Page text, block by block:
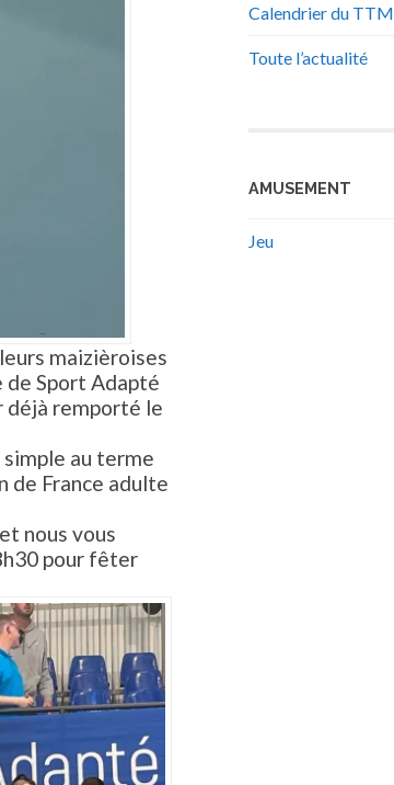
maizièroises
de Sport Adapté
déjà remporté le
simple au terme
de France adulte
nous vous
pour fêter
Calendrier du TTM
Toute l’actualité
AMUSEMENT
Jeu